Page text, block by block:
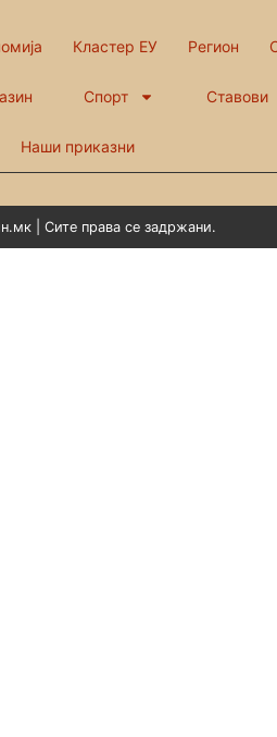
Кластер ЕУ Регион
Спорт Ставови
Наши приказни
| Сите права се задржани.